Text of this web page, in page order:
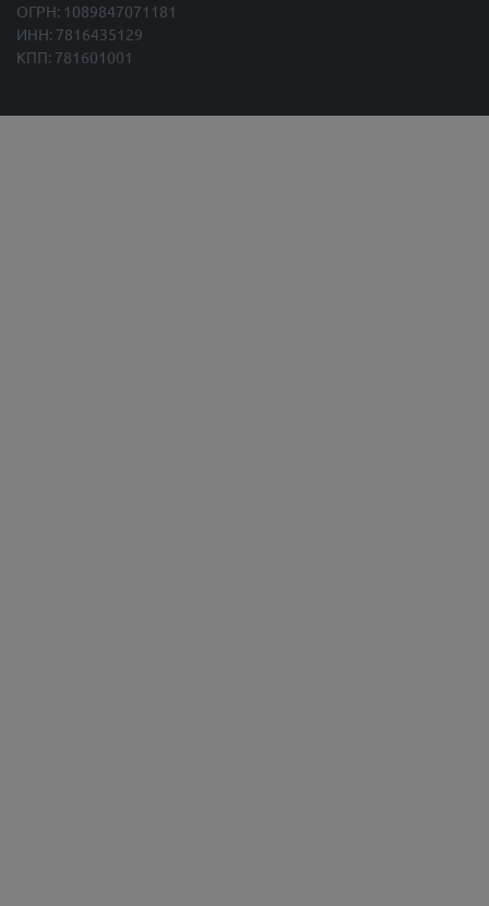
ОГРН: 1089847071181
ИНН: 7816435129
КПП: 781601001